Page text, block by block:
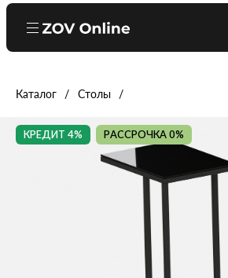
Каталог Столы
КРЕДИТ 4% РАССРОЧКА 0%